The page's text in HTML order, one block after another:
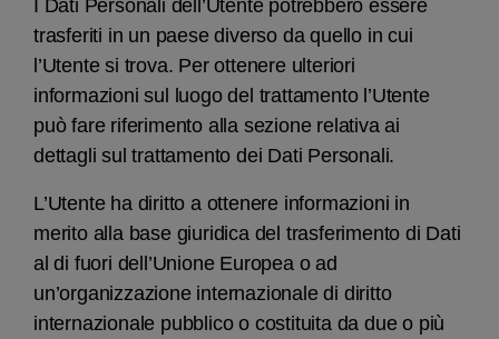
I Dati Personali dell’Utente potrebbero essere
trasferiti in un paese diverso da quello in cui
l’Utente si trova. Per ottenere ulteriori
informazioni sul luogo del trattamento l’Utente
può fare riferimento alla sezione relativa ai
dettagli sul trattamento dei Dati Personali.
L’Utente ha diritto a ottenere informazioni in
merito alla base giuridica del trasferimento di Dati
al di fuori dell’Unione Europea o ad
un’organizzazione internazionale di diritto
internazionale pubblico o costituita da due o più